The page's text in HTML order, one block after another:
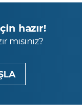
hazır!
mısınız?